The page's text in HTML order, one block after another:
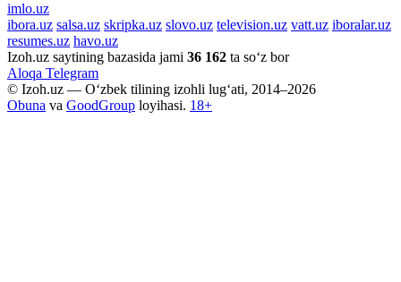
imlo.uz
ibora.uz salsa.uz skripka.uz slovo.uz television.uz vatt.uz iboralar.uz
resumes.uz havo.uz
Izoh.uz saytining bazasida jami 36 162 ta so‘z bor
Aloqa Telegram
© Izoh.uz — O‘zbek tilining izohli lug‘ati, 2014–2026
Obuna va GoodGroup loyihasi. 18+